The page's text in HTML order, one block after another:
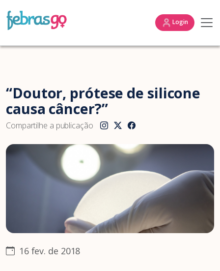
Login
“Doutor, prótese de silicone
causa câncer?”
Compartilhe a publicação
16 fev. de 2018